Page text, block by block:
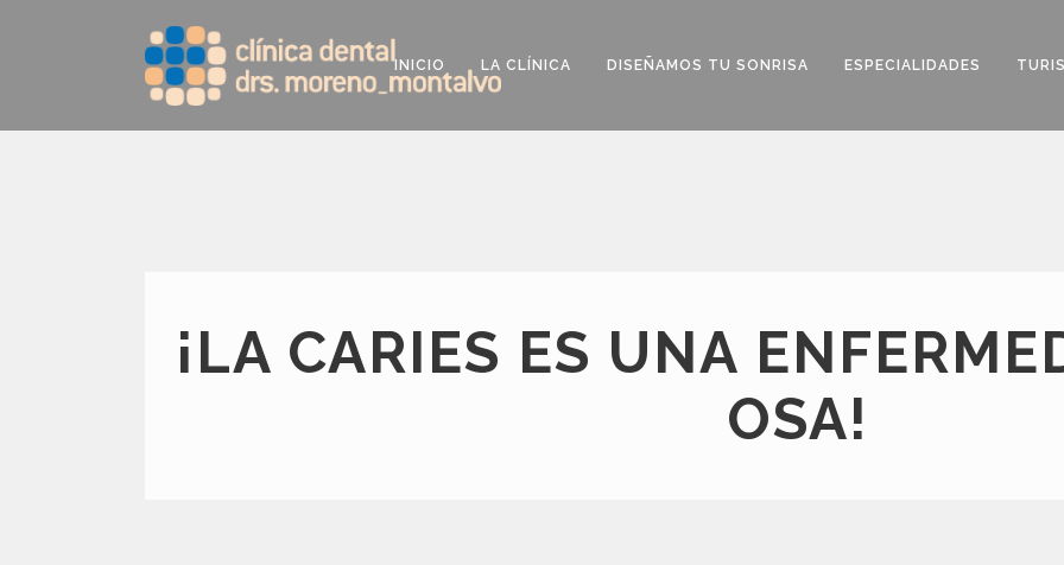
INICIO LA CLÍNICA DISEÑAMOS TU SONRISA ESPECIALIDADES
¡LA CARIES ES UNA
OSA!